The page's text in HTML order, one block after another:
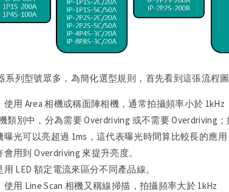
列型號眾多，為簡化選型規則，首先看到這張流程
使用 Area 相機或稱面陣相機，通常拍攝頻率小於 1kHz
類別中，分為需要 Overdriving 或不需要 Overdriving
曝光可以亮超過 1ms，這代表曝光時間算比較長的應
用到 Overdriving 來提升亮度。
LED 額定電流來區分不同產品線。
使用 Line Scan 相機又稱線掃描，拍攝頻率大於 1kHz